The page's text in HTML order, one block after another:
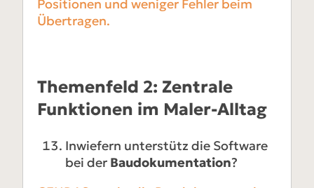
Positionen und weniger Fehler beim
Übertragen.
Themenfeld 2: Zentrale
Funktionen im Maler-Alltag
Inwiefern unterstütz die Software
bei der Baudokumentation?